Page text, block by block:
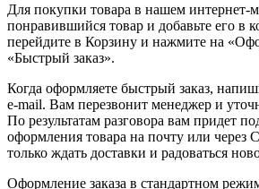
Для покупки товара в нашем интернет-
понравившийся товар и добавьте его в
перейдите в Корзину и нажмите на
«Быстрый заказ».
Когда оформляете быстрый заказ,
e-mail. Вам перезвонит менеджер и
По результатам разговора вам придет
оформления товара на почту или через
только ждать доставки и радоваться
Оформление заказа в стандартном